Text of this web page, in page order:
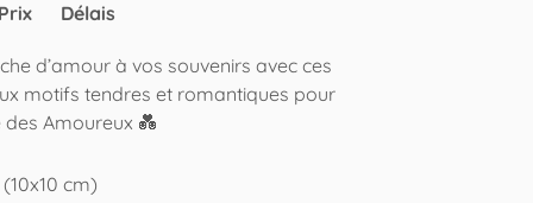
Prix Délais
d’amour à vos souvenirs avec ces
motifs tendres et romantiques pour
Amoureux 💑
cm)